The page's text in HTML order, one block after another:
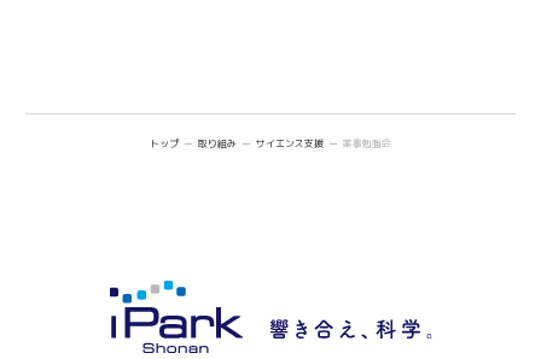
トップ 取り組み サイエンス支援 薬事勉強会